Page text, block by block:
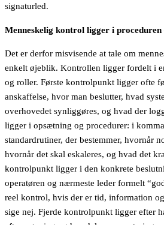
signaturled.
Menneskelig kontrol ligger i
Det er derfor misvisende at tale om
enkelt øjeblik. Kontrollen ligger fordelt i
og roller. Første kontrolpunkt ligger ofte
anskaffelse, hvor man beslutter, hvad
overhovedet synliggøres, og hvad der
ligger i opsætning og procedurer: i
standardrutiner, der bestemmer, hvornår
hvornår det skal eskaleres, og hvad det
kontrolpunkt ligger i den konkrete
operatøren og nærmeste leder formelt
reel kontrol, hvis der er tid, information
sige nej. Fjerde kontrolpunkt ligger efter